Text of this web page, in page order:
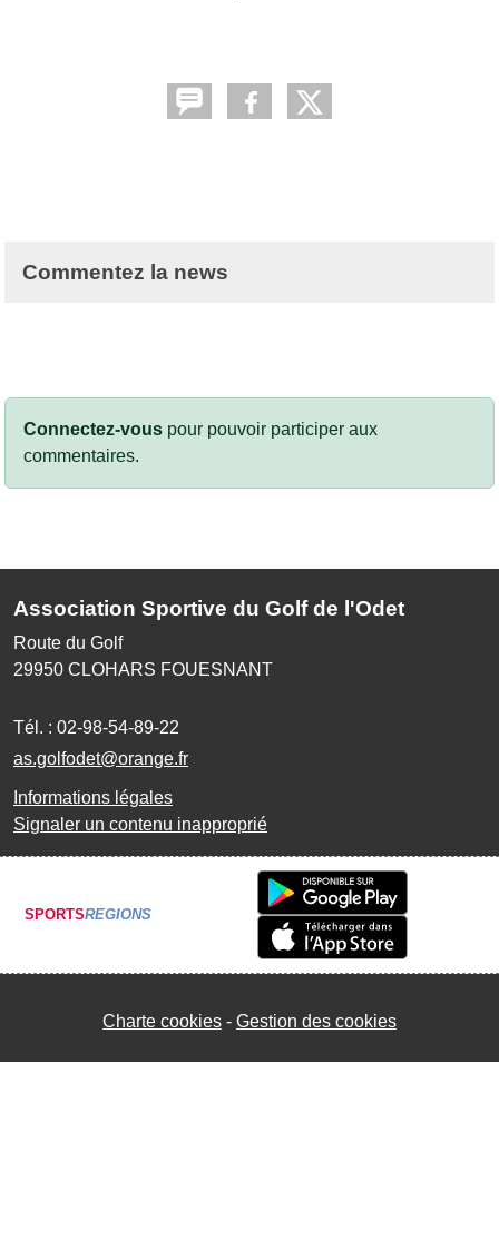
Commentez la news
Connectez-vous pour pouvoir participer aux
commentaires.
Association Sportive du Golf de l'Odet
Route du Golf
29950 CLOHARS FOUESNANT
Tél. : 02-98-54-89-22
as.golfodet@orange.fr
Informations légales
Signaler un contenu inapproprié
SPORTSREGIONS
Charte cookies Gestion des cookies